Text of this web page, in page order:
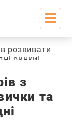
розвивати
ринки!
з
та